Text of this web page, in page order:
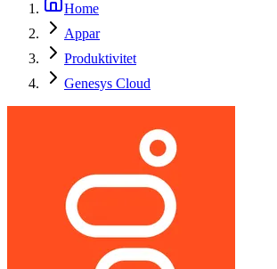
Home
Appar
Produktivitet
Genesys Cloud